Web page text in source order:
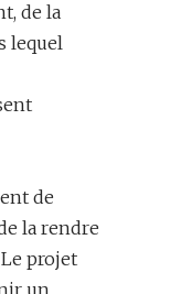
de la
lequel
de
la rendre
projet
un